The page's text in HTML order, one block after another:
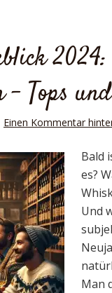
2024:
– Tops
Einen Kommentar
Bald
es?
Und
Man